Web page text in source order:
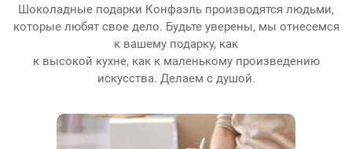
Шоколадные подарки Конфаэль производятся людьми,
которые любят свое дело. Будьте уверены, мы отнесемся
к вашему подарку, как
к высокой кухне, как к маленькому произведению
искусства. Делаем с душой.